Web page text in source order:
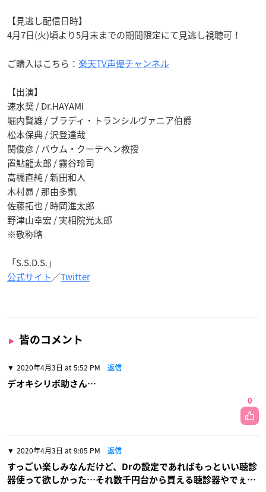
【見逃し配信日時】
4月7日(火)頃より5月末までの期間限定にて見逃し視聴可！
ご購入はこちら： 楽天TV声優チャンネル
【出演】
速水奨 / Dr.HAYAMI
堀内賢雄 / ブラディ・トランシルヴァニア伯爵
松本保典 / 沢登達哉
関俊彦 / バウム・クーテヘン教授
置鮎龍太郎 / 霧谷玲司
高橋直純 / 新田和人
木村昴 / 那由多凱
佐藤拓也 / 時岡進太郎
野津山幸宏 / 実相院光太郎
※敬称略
「S.S.D.S.」
公式サイト／Twitter
皆のコメント
2020年4月3日 at 5:52 PM 返信
デオキシリボ助さん…
0
2020年4月3日 at 9:05 PM 返信
すっごい楽しみなんだけど、Drの設定であればもっといい聴診
器使って欲しかった…それ数千円台から買える聴診器やでぇ…